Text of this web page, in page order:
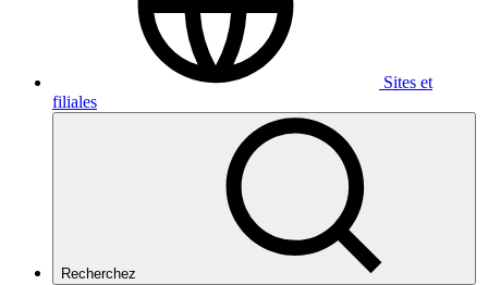
Sites et
filiales
Recherchez